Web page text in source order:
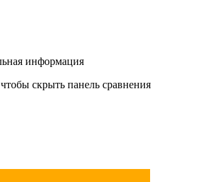
информация
скрыть панель сравнения